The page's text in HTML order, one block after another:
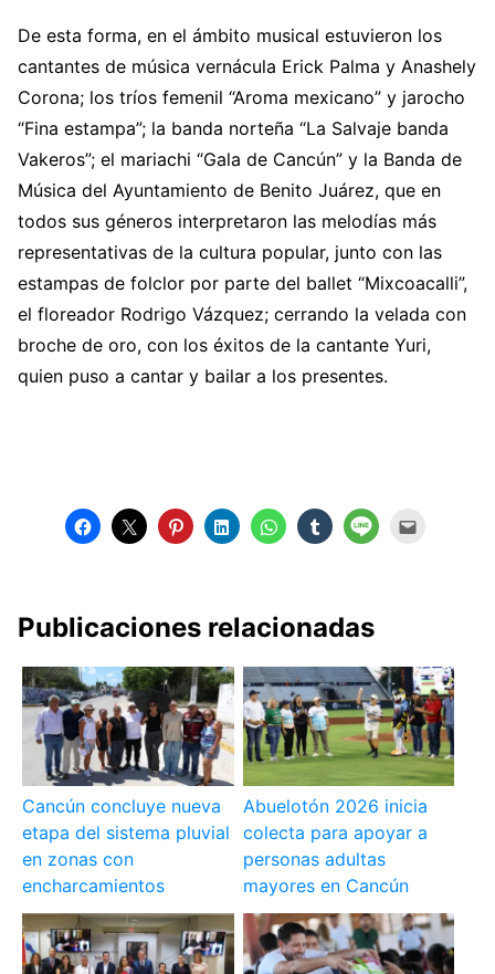
De esta forma, en el ámbito musical estuvieron los
cantantes de música vernácula Erick Palma y Anashely
Corona; los tríos femenil “Aroma mexicano” y jarocho
“Fina estampa”; la banda norteña “La Salvaje banda
Vakeros”; el mariachi “Gala de Cancún” y la Banda de
Música del Ayuntamiento de Benito Juárez, que en
todos sus géneros interpretaron las melodías más
representativas de la cultura popular, junto con las
estampas de folclor por parte del ballet “Mixcoacalli”,
el floreador Rodrigo Vázquez; cerrando la velada con
broche de oro, con los éxitos de la cantante Yuri,
quien puso a cantar y bailar a los presentes.
Publicaciones relacionadas
Cancún concluye nueva
etapa del sistema pluvial
en zonas con
encharcamientos
Abuelotón 2026 inicia
colecta para apoyar a
personas adultas
mayores en Cancún